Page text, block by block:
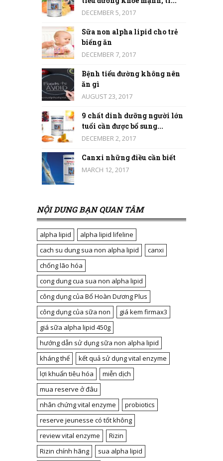
DECEMBER 5, 2017
Sữa non alpha lipid cho trẻ
biếng ăn
DECEMBER 7, 2017
Bệnh tiểu đường không nên
ăn gì
AUGUST 23, 2017
9 chất dinh dưỡng người lớn
tuổi cần được bổ sung...
DECEMBER 2, 2017
Canxi những điều cần biết
MARCH 12, 2017
NỘI DUNG BẠN QUAN TÂM
alpha lipid
alpha lipid lifeline
cach su dung sua non alpha lipid
canxi
chống lão hóa
cong dung cua sua non alpha lipid
công dụng của Bổ Hoàn Dương Plus
công dụng của sữa non
giá kem firmax3
giá sữa alpha lipid 450g
hướng dẫn sử dụng sữa non alpha lipid
kháng thể
kết quả sử dụng vital enzyme
lợi khuẩn tiêu hóa
miễn dịch
mua reserve ở đâu
nhân chứng vital enzyme
probiotics
reserve jeunesse có tốt không
review vital enzyme
Rizin
Rizin chính hãng
sua alpha lipid